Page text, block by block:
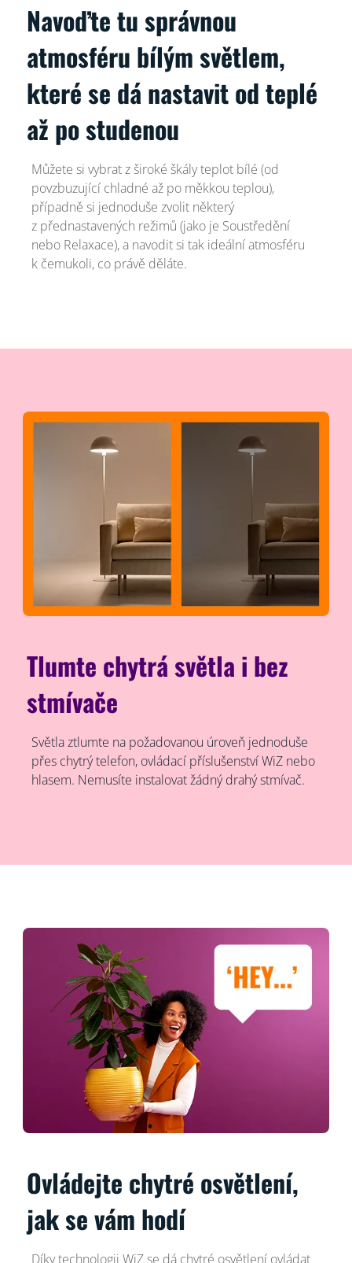
Navoďte tu správnou
atmosféru bílým světlem,
které se dá nastavit od teplé
až po studenou
Můžete si vybrat z široké škály teplot bílé (od
povzbuzující chladné až po měkkou teplou),
případně si jednoduše zvolit některý
z přednastavených režimů (jako je Soustředění
nebo Relaxace), a navodit si tak ideální atmosféru
k čemukoli, co právě děláte.
Tlumte chytrá světla i bez
stmívače
Světla ztlumte na požadovanou úroveň jednoduše
přes chytrý telefon, ovládací příslušenství WiZ nebo
hlasem. Nemusíte instalovat žádný drahý stmívač.
Ovládejte chytré osvětlení,
jak se vám hodí
Díky technologii WiZ se dá chytré osvětlení ovládat